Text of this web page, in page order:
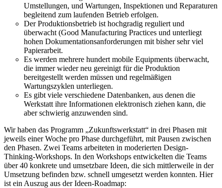
Umstellungen, und Wartungen, Inspektionen und Reparaturen
begleitend zum laufenden Betrieb erfolgen.
Der Produktionsbetrieb ist hochgradig reguliert und
überwacht (Good Manufacturing Practices und unterliegt
hohen Dokumentationsanforderungen mit bisher sehr viel
Papierarbeit.
Es werden mehrere hundert mobile Equipments überwacht,
die immer wieder neu gereinigt für die Produktion
bereitgestellt werden müssen und regelmäßigen
Wartungszyklen unterliegen.
Es gibt viele verschiedene Datenbanken, aus denen die
Werkstatt ihre Informationen elektronisch ziehen kann, die
aber schwierig anzuwenden sind.
Wir haben das Programm „Zukunftswerkstatt“ in drei Phasen mit
jeweils einer Woche pro Phase durchgeführt, mit Pausen zwischen
den Phasen. Zwei Teams arbeiteten in moderierten Design-
Thinking-Workshops. In den Workshops entwickelten die Teams
über 40 konkrete und umsetzbare Ideen, die sich mittlerweile in der
Umsetzung befinden bzw. schnell umgesetzt werden konnten. Hier
ist ein Auszug aus der Ideen-Roadmap: